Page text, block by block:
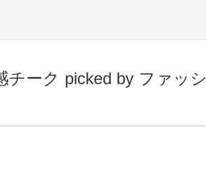
ーク picked by ファッシ